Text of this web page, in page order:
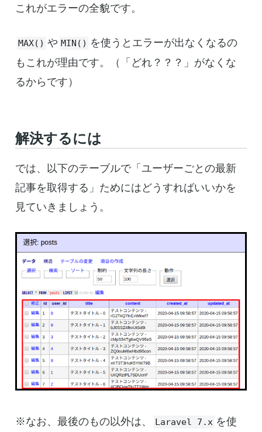
これがエラーの全貌です。
MAX() や MIN() を使うとエラーが出なくなるの
もこれが理由です。（「どれ？？？」がなくな
るからです）
解決するには
では、以下のテーブルで「ユーザーごとの最新
記事を取得する」ためにはどうすればいいかを
見ていきましょう。
※なお、最後のもの以外は、 Laravel 7.x を使